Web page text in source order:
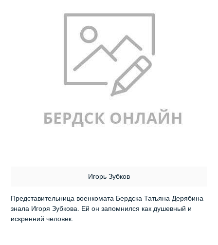
Игорь Зубков
Представительница военкомата Бердска Татьяна Дерябина
знала Игоря Зубкова. Ей он запомнился как душевный и
искренний человек.